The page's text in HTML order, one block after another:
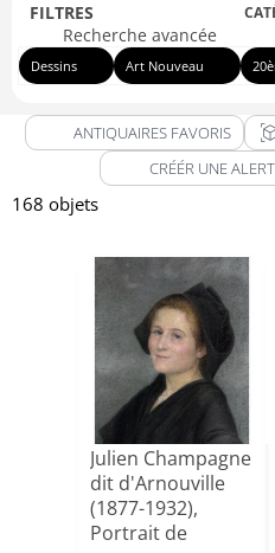
FILTRES
Recherche avancée
Dessins Art Nouveau
ANTIQUAIRES FAVORIS
CRÉÉR UNE
168 objets
Julien Champagne
dit d'Arnouville
(1877-1932),
Portrait de